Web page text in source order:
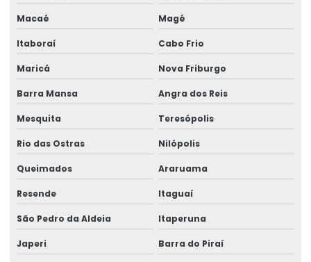
Estrutura metálica galpão industrial
Estrutura metálica galpão valor
Estrutura metálica industrial
Fornecedor de estrutura metálica
Fornecedor de lajes treliçadas
Fornecedor de solda
Fornecedor de treliça
Fornecedor de vergalhão
Macaé Magé
Itaboraí Cabo Frio
Maricá Nova Friburgo
Barra Mansa Angra dos Reis
Mesquita Teresópolis
Rio das Ostras Nilópolis
Queimados Araruama
Resende Itaguaí
São Pedro da Aldeia Itaperuna
Japeri Barra do Piraí